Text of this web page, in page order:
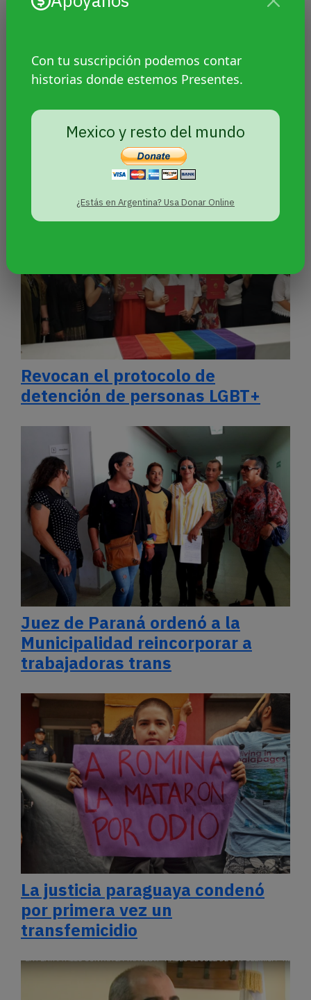
Con tu suscripción podemos contar
historias donde estemos Presentes.
Mexico y resto del mundo
¿Estás en Argentina? Usa Donar Online
Tres policías a juicio por el
transfemicidio de Camila Díaz
Revocan el protocolo de
detención de personas LGBT+
Juez de Paraná ordenó a la
Municipalidad reincorporar a
trabajadoras trans
La justicia paraguaya condenó
por primera vez un
transfemicidio